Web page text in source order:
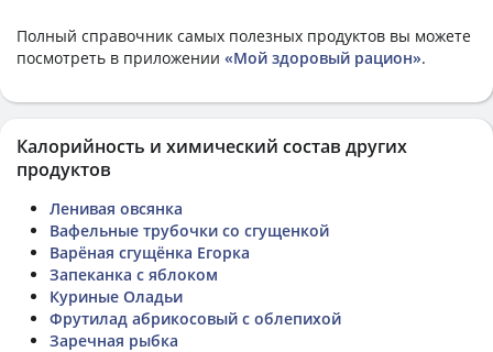
Полный справочник самых полезных продуктов вы можете
посмотреть в приложении «Мой здоровый рацион».
Калорийность и химический состав других
продуктов
Ленивая овсянка
Вафельные трубочки со сгущенкой
Варёная сгущёнка Егорка
Запеканка с яблоком
Куриные Оладьи
Фрутилад абрикосовый с облепихой
Заречная рыбка